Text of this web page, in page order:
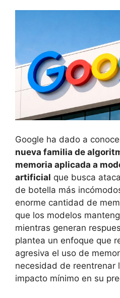
Google ha dado a
nueva familia de
memoria aplicada a
artificial que busca
de botella más
enorme cantidad de
que los modelos
mientras generan
plantea un enfoque que
agresiva el uso de
necesidad de reentrenar
impacto mínimo en su